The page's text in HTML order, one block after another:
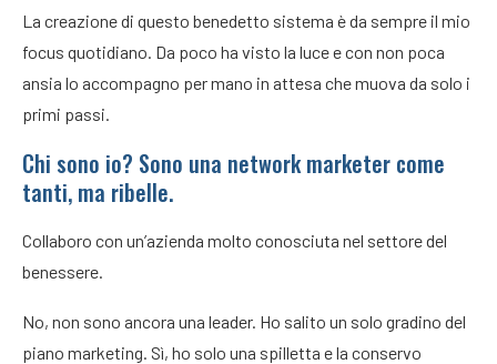
La creazione di questo benedetto sistema è da sempre il mio
focus quotidiano. Da poco ha visto la luce e con non poca
ansia lo accompagno per mano in attesa che muova da solo i
primi passi.
Chi sono io? Sono una network marketer come
tanti, ma ribelle.
Collaboro con un’azienda molto conosciuta nel settore del
benessere.
No, non sono ancora una leader. Ho salito un solo gradino del
piano marketing. Sì, ho solo una spilletta e la conservo